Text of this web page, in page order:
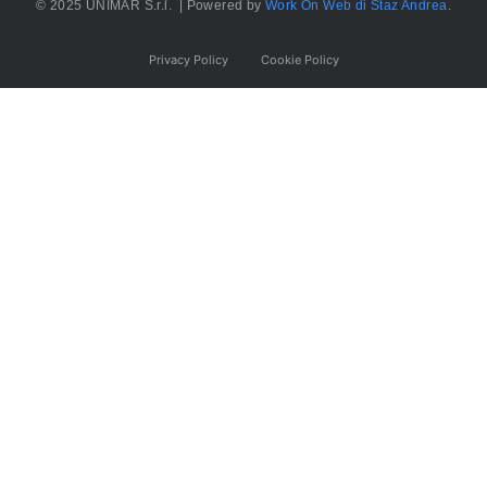
© 2025 UNIMAR S.r.l. | Powered byWork On Web di Staz Andrea.
Privacy Policy Cookie Policy